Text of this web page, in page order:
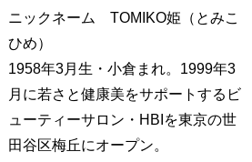
ニックネーム TOMIKO姫（とみこ
ひめ）
1958年3月生・小倉まれ。1999年3
月に若さと健康美をサポートするビ
ューティーサロン・HBIを東京の世
田谷区梅丘にオープン。